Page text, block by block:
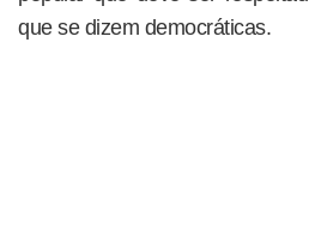
que se dizem democráticas.